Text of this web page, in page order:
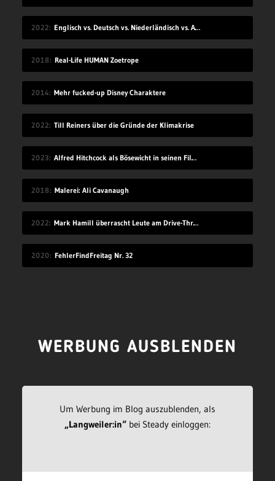
2022 Englisch vs. Deutsch vs. Niederländisch vs. Afrikaans
2018 Real-Life HUMAN Zoetrope
2014 Mehr fucked-up Disney Charaktere
2022 Till Reiners über die Gründe der Klimakrise
2023 Alfred Hitchcock als Bösewicht in seinen Filmen
2018 Malerei: Ali Cavanaugh
2022 Mark Hamill überrascht Leute am Drive-Thru-Schalter
2020 FehlerFindFreitag Nr. 32
WERBUNG AUSBLENDEN
Um Werbung im Blog auszublenden, als
„Langweiler:in“bei Steady einloggen: